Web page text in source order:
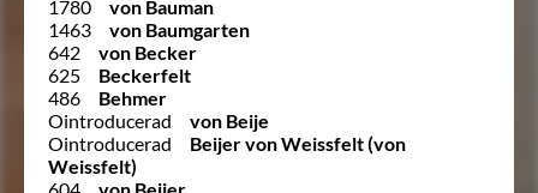
1780
von Bauman
1463
von Baumgarten
642
von Becker
625
Beckerfelt
486
Behmer
Ointroducerad
von Beije
Ointroducerad
Beijer von Weissfelt (von
Weissfelt)